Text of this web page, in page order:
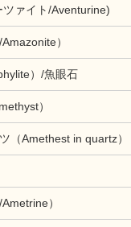
ァイト/Aventurine)
）
）/魚眼石
）
（Amethest in quartz）
）